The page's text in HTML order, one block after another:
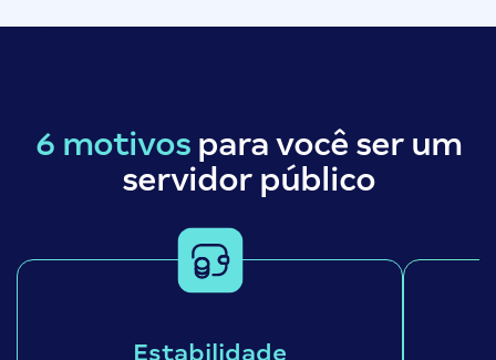
6 motivospara você ser um
servidor público
Estabilidade